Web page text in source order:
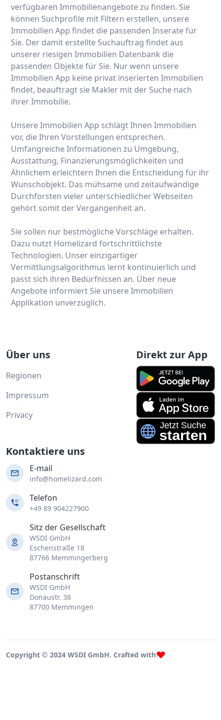
verfügbaren Immobilienangebote zu finden. Sie
können Suchprofile mit Filtern erstellen, unsere
Immobilien App findet die passenden Inserate für
Sie. Der damit erstellte Suchauftrag findet aus
unserer riesigen Immobilien Datenbank die
passenden Objekte für Sie. Nur wenn unsere
Immobilien App keine privat inserierten Immobilien
findet, beauftragt sie Makler mit der Suche nach
ihrer Immobilie.
Unsere Immobilien App schlägt Ihnen Immobilien
vor, die Ihren Vorstellungen entsprechen.
Umfangreiche Informationen zu Umgebung,
Ausstattung, Finanzierungsmöglichkeiten und
Ähnlichem erleichtern Ihnen die Entscheidung für ihr
Wunschobjekt. Das mühsame und zeitaufwändige
Durchforsten vieler unterschiedlicher Webseiten
gehört somit der Vergangenheit an.
Sie sollen nur bestmögliche Vorschläge erhalten.
Dazu nutzt Homelizard fortschrittlichste
Technologien. Unser einzigartiger
Vermittlungsalgorithmus lernt kontinuierlich und
passt sich ihren Bedürfnissen an. Über neue
Angebote informiert Sie unsere Immobilien
Applikation unverzüglich.
Über uns
Regionen
Impressum
Privacy
Direkt zur App
Kontaktiere uns
E-mail
info@homelizard.com
Telefon
+49 89 904227900
Sitz der Gesellschaft
WSDI GmbH
Eschenstraße 18
87766 Memmingerberg
Postanschrift
WSDI GmbH
Donaustr. 38
87700 Memmingen
Copyright © 2024 WSDI GmbH. Crafted with